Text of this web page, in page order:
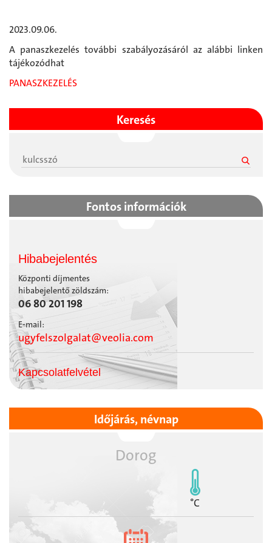
2023.09.06.
A panaszkezelés további szabályozásáról az alábbi linken
tájékozódhat
PANASZKEZELÉS
Keresés
Fontos információk
Hibabejelentés
Központi díjmentes
hibabejelentő zöldszám:
06 80 201 198
E-mail:
ugyfelszolgalat@veolia.com
Kapcsolatfelvétel
Időjárás, névnap
Dorog
°C